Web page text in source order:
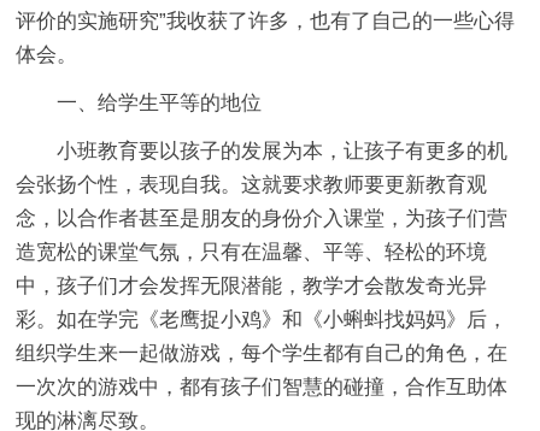
评价的实施研究”我收获了许多，也有了自己的一些心得
体会。
一、给学生平等的地位
小班教育要以孩子的发展为本，让孩子有更多的机
会张扬个性，表现自我。这就要求教师要更新教育观
念，以合作者甚至是朋友的身份介入课堂，为孩子们营
造宽松的课堂气氛，只有在温馨、平等、轻松的环境
中，孩子们才会发挥无限潜能，教学才会散发奇光异
彩。如在学完《老鹰捉小鸡》和《小蝌蚪找妈妈》后，
组织学生来一起做游戏，每个学生都有自己的角色，在
一次次的游戏中，都有孩子们智慧的碰撞，合作互助体
现的淋漓尽致。